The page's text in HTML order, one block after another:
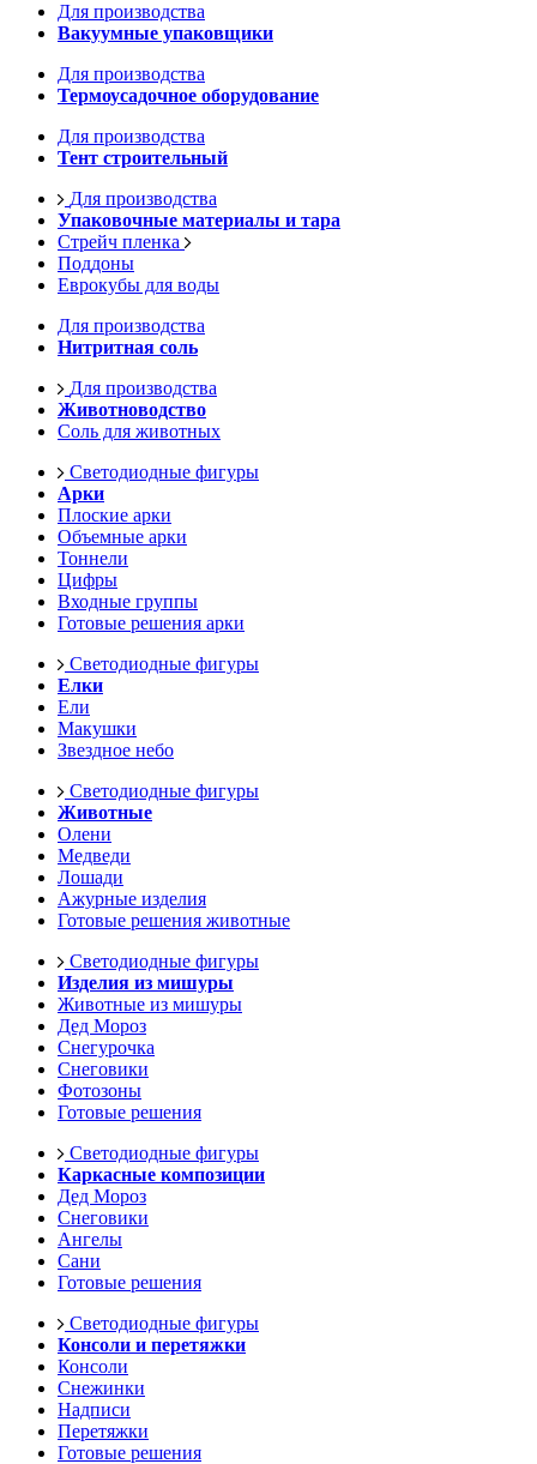
Для производства
Вакуумные упаковщики
Для производства
Термоусадочное оборудование
Для производства
Тент строительный
Для производства
Упаковочные материалы и тара
Стрейч пленка
Поддоны
Еврокубы для воды
Для производства
Нитритная соль
Для производства
Животноводство
Соль для животных
Светодиодные фигуры
Арки
Плоские арки
Объемные арки
Тоннели
Цифры
Входные группы
Готовые решения арки
Светодиодные фигуры
Елки
Ели
Макушки
Звездное небо
Светодиодные фигуры
Животные
Олени
Медведи
Лошади
Ажурные изделия
Готовые решения животные
Светодиодные фигуры
Изделия из мишуры
Животные из мишуры
Дед Мороз
Снегурочка
Снеговики
Фотозоны
Готовые решения
Светодиодные фигуры
Каркасные композиции
Дед Мороз
Снеговики
Ангелы
Сани
Готовые решения
Светодиодные фигуры
Консоли и перетяжки
Консоли
Снежинки
Надписи
Перетяжки
Готовые решения